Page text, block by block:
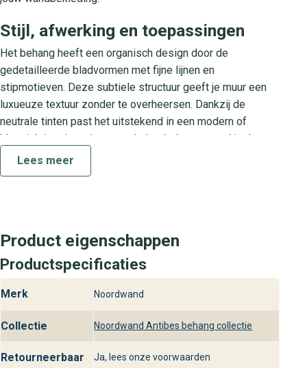
Stijl, afwerking en toepassingen
Het behang heeft een organisch design door de
gedetailleerde bladvormen met fijne lijnen en
stipmotieven. Deze subtiele structuur geeft je muur een
luxueuze textuur zonder te overheersen. Dankzij de
neutrale tinten past het uitstekend in een modern of
klassiek interieur. Je verwerkt het behang zowel in de
woonkamer als in de slaapkamer of werkplek, waar je
optimaal geniet van de kalmerende en stijlvolle ambiance.
en comfort combineren. Elk dessin is zorgvuldig
vormgegeven om jouw interieur écht tot leven te brengen.
Door te kiezen voor Antibes wandbekleding voeg je een
exclusief designaccent toe dat perfect aansluit bij
accentmuur of een volledige ruimte, de collectie Antibes
duurzaamheid.
Lees meer
Product eigenschappen
Productspecificaties
Merk Noordwand
Collectie Noordwand Antibes behang collectie
Retourneerbaar Ja, lees onze voorwaarden